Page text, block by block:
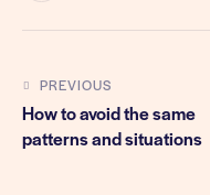
PREVIOUS
How to avoid the same
patterns and situations